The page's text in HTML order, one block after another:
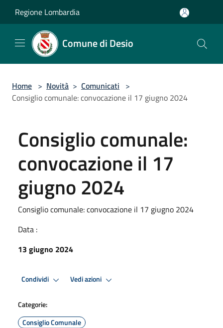
Regione Lombardia
Comune di Desio
Home > Novità > Comunicati >
Consiglio comunale: convocazione il 17 giugno 2024
Consiglio comunale:
convocazione il 17
giugno 2024
Consiglio comunale: convocazione il 17 giugno 2024
Data :
13 giugno 2024
Condividi Vedi azioni
Categorie:
Consiglio Comunale